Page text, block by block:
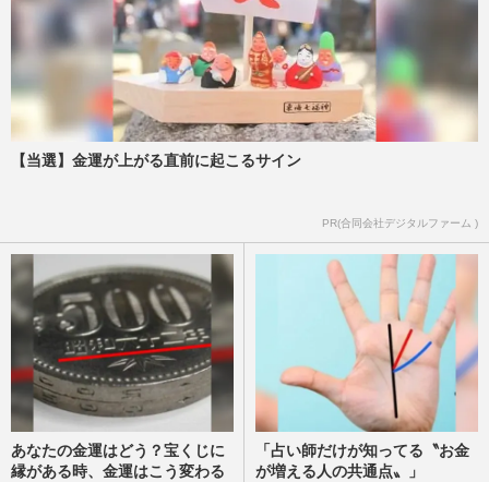
【当選】金運が上がる直前に起こるサイン
PR(合同会社デジタルファーム )
あなたの金運はどう？宝くじに
縁がある時、金運はこう変わる
「占い師だけが知ってる〝お金
が増える人の共通点〟」